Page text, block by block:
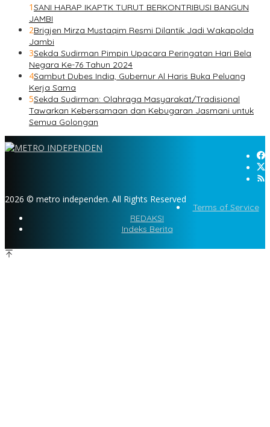
1SANI HARAP IKAPTK TURUT BERKONTRIBUSI BANGUN
JAMBI
2Brigjen Mirza Mustaqim Resmi Dilantik Jadi Wakapolda
Jambi
3Sekda Sudirman Pimpin Upacara Peringatan Hari Bela
Negara Ke-76 Tahun 2024
4Sambut Dubes India, Gubernur Al Haris Buka Peluang
Kerja Sama
5Sekda Sudirman: Olahraga Masyarakat/Tradisional
Tawarkan Kebersamaan dan Kebugaran Jasmani untuk
Semua Golongan
2026 © metro independen. All Rights Reserved
Terms of Service
REDAKSI
Indeks Berita